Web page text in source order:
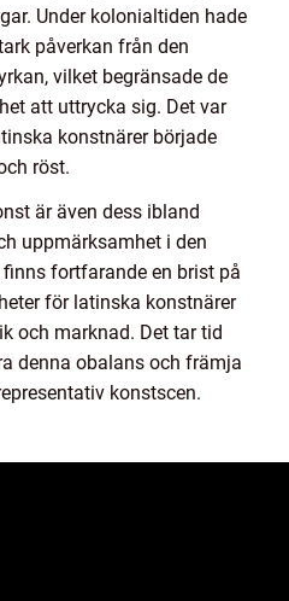
Under kolonialtiden hade
påverkan från den
vilket begränsade de
att uttrycka sig. Det var
konstnärer började
röst.
är även dess ibland
uppmärksamhet i den
fortfarande en brist på
för latinska konstnärer
och marknad. Det tar tid
denna obalans och främja
konstscen.